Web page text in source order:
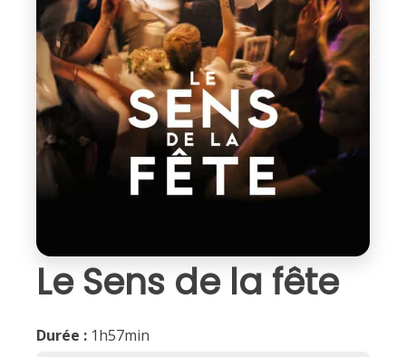
Le Sens de la fête
Durée : 1h57min